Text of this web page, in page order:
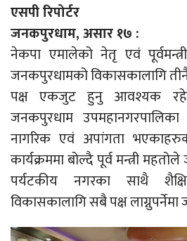
एसपी रिपोर्टर
जनकपुरधाम, असार १७ :
नेकपा एमालेको नेतृ एवं
जनकपुरधामको विकासकालागि
पक्ष एकजुट हुनु आवश्यक
जनकपुरधाम
नागरिक एवं अपांगता
कार्यक्रममा बोल्दै पूर्व मन्त्री
पर्यटकीय नगरका साथै
विकासकालागि सबै पक्ष लाग्नुपर्नेमा